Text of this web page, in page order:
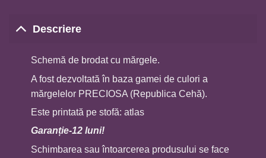
Descriere
Schemă de brodat cu mărgele.
A fost dezvoltată în baza gamei de culori a
mărgelelor PRECIOSA (Republica Cehă).
Este printată pe stofă: atlas
Garanție-12 luni!
Schimbarea sau întoarcerea produsului se face